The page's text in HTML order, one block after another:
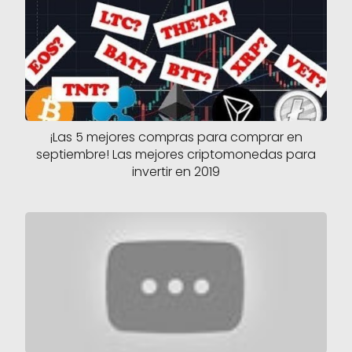
¡Las 5 mejores compras para comprar en
septiembre! Las mejores criptomonedas para
invertir en 2019